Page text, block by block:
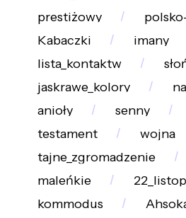
prestiżowy
Kabaczki
imany
lista_kontaktw
jaskrawe_kolory
anioły
senny
testament
wojna
tajne_zgromadzenie
maleńkie
kommodus